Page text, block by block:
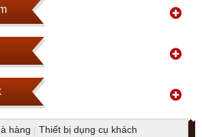
hàng | Thiết bị dụng cụ khách